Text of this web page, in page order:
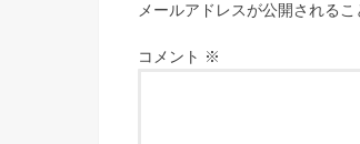
メールアドレスが公開されるこ
コメント ※